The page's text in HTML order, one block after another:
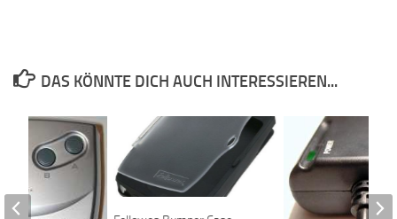
DAS KÖNNTE DICH AUCH INTERESSIEREN...